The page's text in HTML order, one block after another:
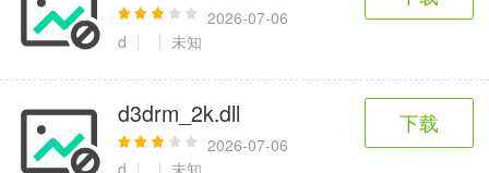
2026-07-06
d
未知
d3drm_2k.dll
2026-07-06
d
未知
下载